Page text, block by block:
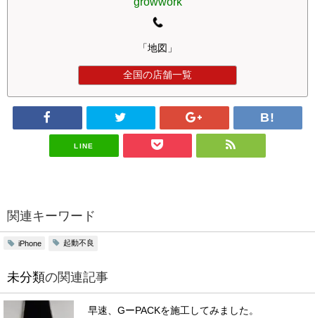
「地図」
全国の店舗一覧
LINE
関連キーワード
iPhone 起動不良
未分類の関連記事
早速、GーPACKを施工してみました。